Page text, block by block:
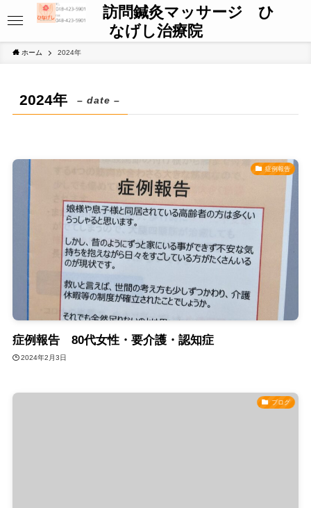
訪問鍼灸マッサージ ひ
なげし治療院
ホーム 2024年
2024年 – date –
症例報告
症例報告 80代女性・要介護・認知症
2024年2月3日
ブログ